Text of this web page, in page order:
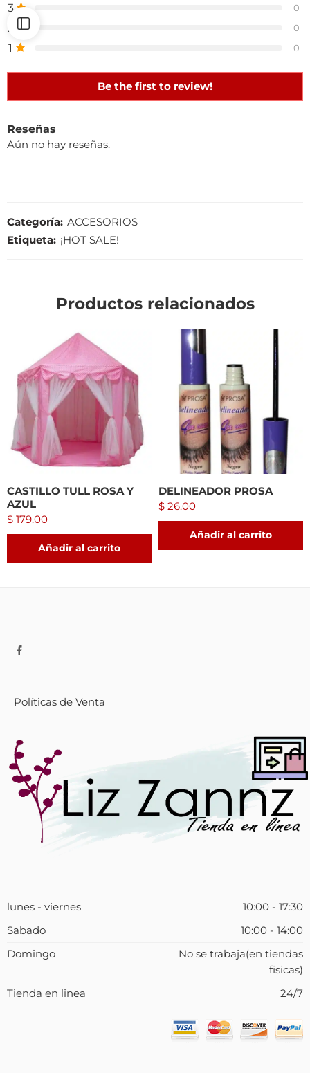
3 0
2 0
1 0
Be the first to review!
Reseñas
Aún no hay reseñas.
Categoría: ACCESORIOS
Etiqueta: ¡HOT SALE!
Productos relacionados
CASTILLO TULL ROSA Y
AZUL
$ 179.00
Añadir al carrito
DELINEADOR PROSA
$ 26.00
Añadir al carrito
Políticas de Venta
lunes - viernes
10:00 - 17:30
Sabado
10:00 - 14:00
Domingo
No se trabaja(en tiendas
fisicas)
Tienda en linea
24/7